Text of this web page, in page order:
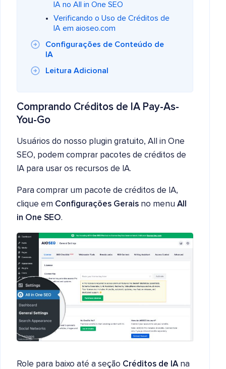
IA no All in One SEO
Verificando o Uso de Créditos de
IA em aioseo.com
Configurações de Conteúdo de
IA
Leitura Adicional
Comprando Créditos de IA Pay-As-
You-Go
Usuários do nosso plugin gratuito, All in One
SEO, podem comprar pacotes de créditos de
IA para usar os recursos de IA.
Para comprar um pacote de créditos de IA,
clique em Configurações Gerais no menu All
in One SEO.
Role para baixo até a seção Créditos de IAna